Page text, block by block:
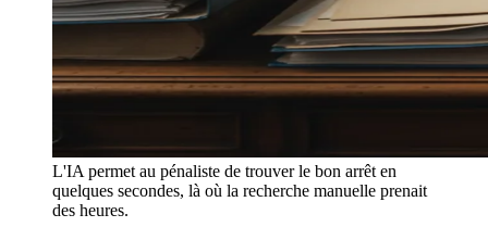
L'IA permet au pénaliste de trouver le bon arrêt en
quelques secondes, là où la recherche manuelle prenait
des heures.